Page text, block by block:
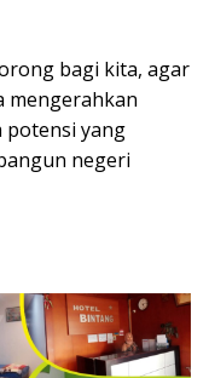
bagi kita, agar
mengerahkan
potensi yang
negeri